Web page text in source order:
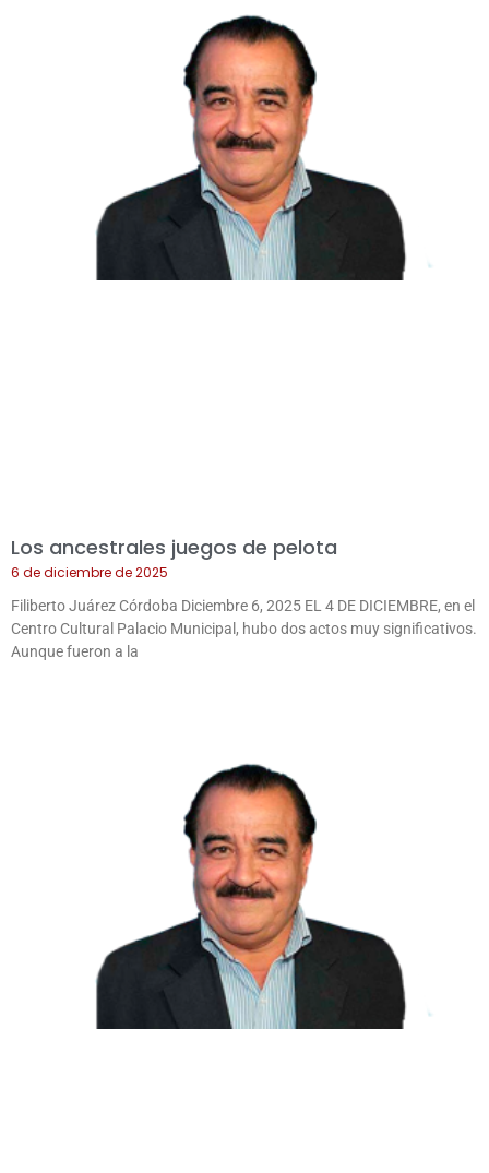
Los ancestrales juegos de pelota
6 de diciembre de 2025
Filiberto Juárez Córdoba Diciembre 6, 2025 EL 4 DE DICIEMBRE, en el
Centro Cultural Palacio Municipal, hubo dos actos muy significativos.
Aunque fueron a la